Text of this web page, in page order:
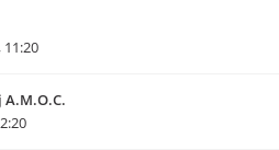
11:20
A.M.O.C.